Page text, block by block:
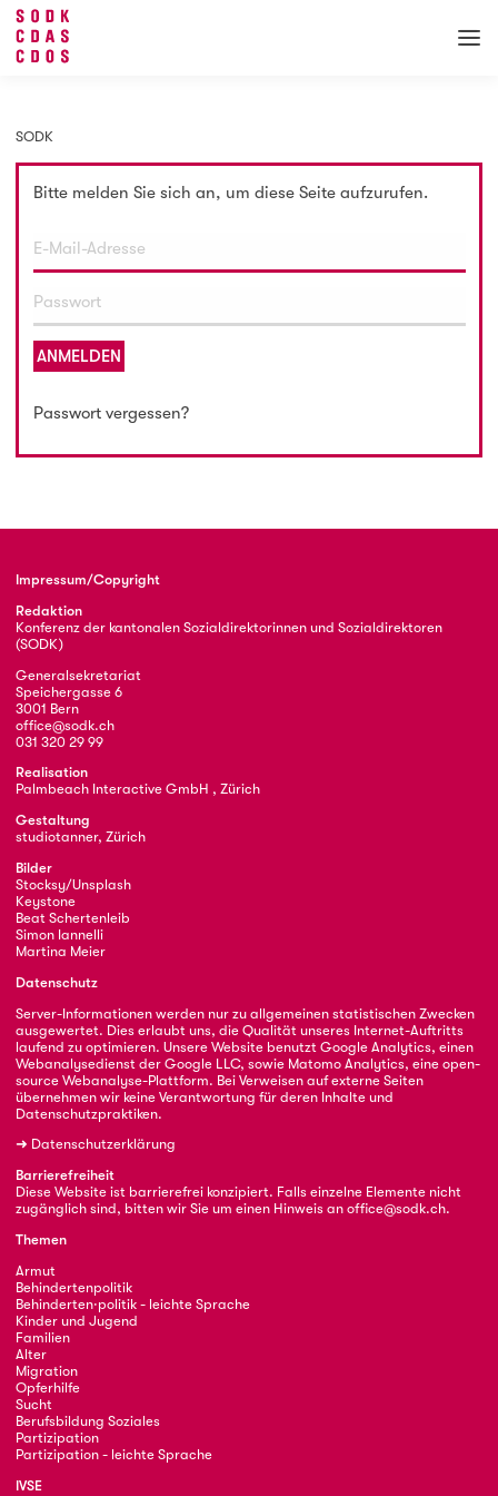
SODK
Bitte melden Sie sich an, um diese Seite aufzurufen.
ANMELDEN
Passwort vergessen?
Impressum/Copyright
Redaktion
Konferenz der kantonalen Sozialdirektorinnen und Sozialdirektoren
(SODK)
Generalsekretariat
Speichergasse 6
3001 Bern
office@sodk.ch
031 320 29 99
Realisation
Palmbeach Interactive GmbH , Zürich
Gestaltung
studiotanner, Zürich
Bilder
Stocksy/Unsplash
Keystone
Beat Schertenleib
Simon Iannelli
Martina Meier
Datenschutz
Server-Informationen werden nur zu allgemeinen statistischen Zwecken
ausgewertet. Dies erlaubt uns, die Qualität unseres Internet-Auftritts
laufend zu optimieren. Unsere Website benutzt Google Analytics, einen
Webanalysedienst der Google LLC, sowie Matomo Analytics, eine open-
source Webanalyse-Plattform. Bei Verweisen auf externe Seiten
übernehmen wir keine Verantwortung für deren Inhalte und
Datenschutzpraktiken.
➜ Datenschutzerklärung
Barrierefreiheit
Diese Website ist barrierefrei konzipiert. Falls einzelne Elemente nicht
zugänglich sind, bitten wir Sie um einen Hinweis an office@sodk.ch.
Themen
Armut
Behindertenpolitik
Behinderten·politik - leichte Sprache
Kinder und Jugend
Familien
Alter
Migration
Opferhilfe
Sucht
Berufsbildung Soziales
Partizipation
Partizipation - leichte Sprache
IVSE